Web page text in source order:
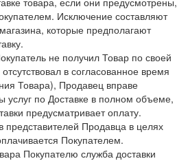
Исключение составляют
которые предполагают
не получил Товар по своей
в согласованное время
Товара), Продавец вправе
услуг по Доставке в полном объеме,
предусматривает оплату.
представителей Продавца в целях
Покупателем.
Покупателю служба доставки